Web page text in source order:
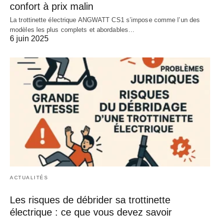
confort à prix malin
La trottinette électrique ANGWATT CS1 s’impose comme l’un des
modèles les plus complets et abordables…
6 juin 2025
ACTUALITÉS
Les risques de débrider sa trottinette
électrique : ce que vous devez savoir